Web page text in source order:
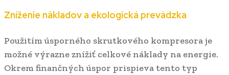
Zníženie nákladov a ekologická prevádzka
Použitím úsporného skrutkového kompresora je
možné výrazne znížiť celkové náklady na energie.
Okrem finančných úspor prispieva tento typ